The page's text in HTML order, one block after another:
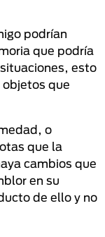
podrían
que podría
esto
objetos que
o
que la
cambios que
en su
de ello y no